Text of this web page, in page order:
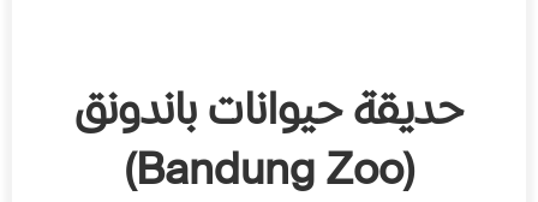
حديقة حيوانات باندونق
(Bandung Zoo)